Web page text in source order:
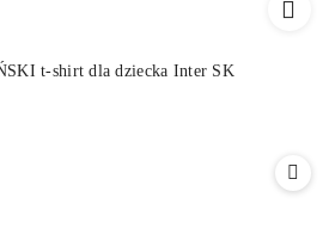
t-shirt dla dziecka Inter SK